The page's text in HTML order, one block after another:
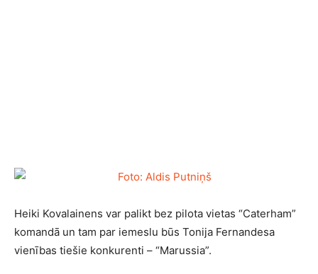
Heiki Kovalainens var palikt bez pilota vietas “Caterham”
komandā un tam par iemeslu būs Tonija Fernandesa
vienības tiešie konkurenti – “Marussia”.